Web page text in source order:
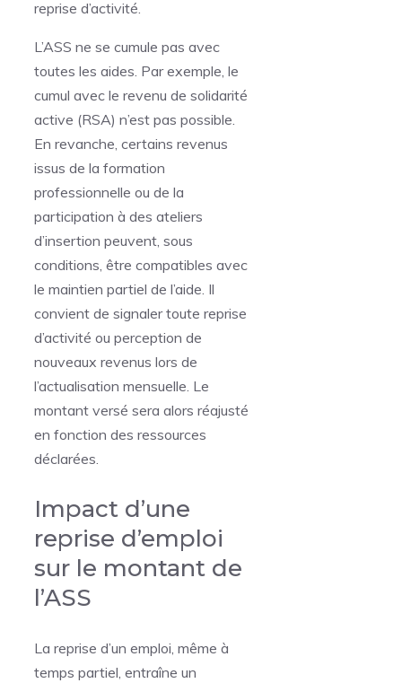
reprise d’activité.
L’ASS ne se cumule pas avec
toutes les aides. Par exemple, le
cumul avec le revenu de solidarité
active (RSA) n’est pas possible.
En revanche, certains revenus
issus de la formation
professionnelle ou de la
participation à des ateliers
d’insertion peuvent, sous
conditions, être compatibles avec
le maintien partiel de l’aide. Il
convient de signaler toute reprise
d’activité ou perception de
nouveaux revenus lors de
l’actualisation mensuelle. Le
montant versé sera alors réajusté
en fonction des ressources
déclarées.
Impact d’une
reprise d’emploi
sur le montant de
l’ASS
La reprise d’un emploi, même à
temps partiel, entraîne un